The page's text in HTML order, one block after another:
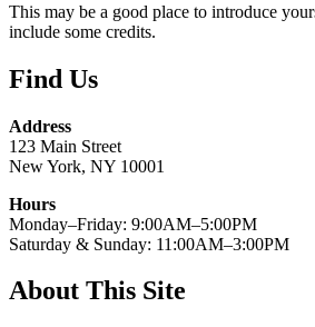
This may be a good place to introduce
include some credits.
Find Us
Address
123 Main Street
New York, NY 10001
Hours
Monday–Friday: 9:00AM–5:00PM
Saturday & Sunday: 11:00AM–3:00PM
About This Site